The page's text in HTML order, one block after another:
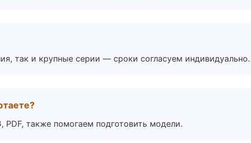
так и крупные серии — сроки согласуем индивидуально.
PDF, также помогаем подготовить модели.